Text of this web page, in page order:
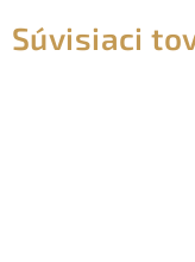
Súvisiaci